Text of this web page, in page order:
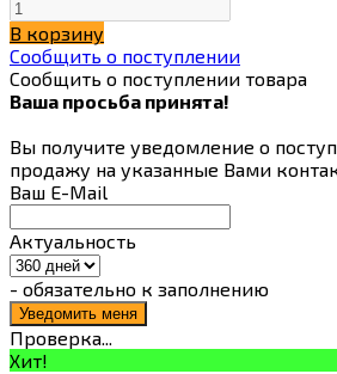
В корзину
Сообщить о поступлении
Сообщить о поступлении товара
Ваша просьба принята!
Вы получите уведомление о
продажу на указанные Вами
Ваш E-Mail
Актуальность
- обязательно к заполнению
Проверка...
Хит!